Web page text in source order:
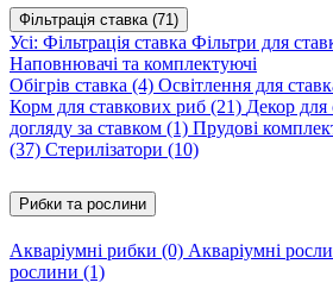
Фільтрація ставка (71)
Усі: Фільтрація ставка Фільтри для
Наповнювачі та комплектуючі
Обігрів ставка (4) Освітлення для
Корм для ставкових риб (21) Декор для
догляду за ставком (1) Прудові
(37) Стерилізатори (10)
Рибки та рослини
Акваріумні рибки (0) Акваріумні
рослини (1)